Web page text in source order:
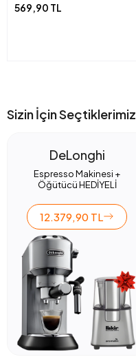
569,90 TL
Sizin İçin Seçtiklerimiz
DeLonghi
Espresso Makinesi +
Öğütücü HEDİYELİ
12.379,90 TL